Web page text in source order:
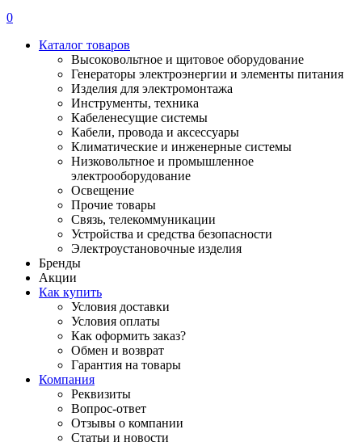
0
Каталог товаров
Высоковольтное и щитовое оборудование
Генераторы электроэнергии и элементы питания
Изделия для электромонтажа
Инструменты, техника
Кабеленесущие системы
Кабели, провода и аксессуары
Климатические и инженерные системы
Низковольтное и промышленное
электрооборудование
Освещение
Прочие товары
Связь, телекоммуникации
Устройства и средства безопасности
Электроустановочные изделия
Бренды
Акции
Как купить
Условия доставки
Условия оплаты
Как оформить заказ?
Обмен и возврат
Гарантия на товары
Компания
Реквизиты
Вопрос-ответ
Отзывы о компании
Статьи и новости